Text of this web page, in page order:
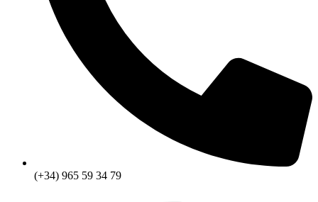
(+34) 965 59 34 79